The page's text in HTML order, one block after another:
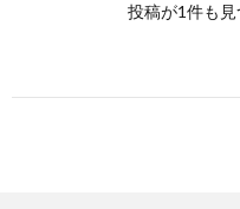
投稿が1件も見